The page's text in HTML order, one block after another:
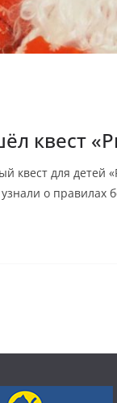
квест
квест для детей
о правилах